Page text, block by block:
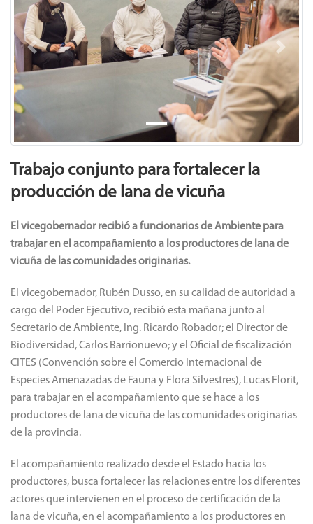
Previous Next
Trabajo conjunto para fortalecer la
producción de lana de vicuña
El vicegobernador recibió a funcionarios de Ambiente para
trabajar en el acompañamiento a los productores de lana de
vicuña de las comunidades originarias.
El vicegobernador, Rubén Dusso, en su calidad de autoridad a
cargo del Poder Ejecutivo, recibió esta mañana junto al
Secretario de Ambiente, Ing. Ricardo Robador; el Director de
Biodiversidad, Carlos Barrionuevo; y el Oficial de fiscalización
CITES (Convención sobre el Comercio Internacional de
Especies Amenazadas de Fauna y Flora Silvestres), Lucas Florit,
para trabajar en el acompañamiento que se hace a los
productores de lana de vicuña de las comunidades originarias
de la provincia.
El acompañamiento realizado desde el Estado hacia los
productores, busca fortalecer las relaciones entre los diferentes
actores que intervienen en el proceso de certificación de la
lana de vicuña, en el acompañamiento a los productores en